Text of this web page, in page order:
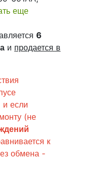
еще
6
и продается в
если
(не
к
обмена -